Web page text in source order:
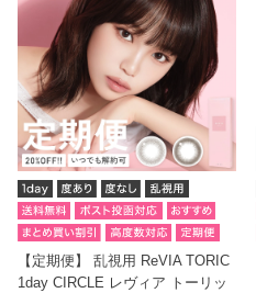
【定期便】 乱視用 ReVIA TORIC
1day CIRCLE レヴィア トーリッ